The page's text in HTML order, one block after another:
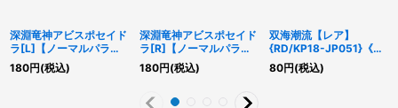
深淵竜神アビスポセイド
ラ[L]【ノーマルパラレ
ル】{RD/VSP1-JP013}
《RDモンスター》
180円(税込)
深淵竜神アビスポセイド
ラ[R]【ノーマルパラレ
ル】{RD/VSP1-JP015}
《RDモンスター》
180円(税込)
双海潮流【レア】
{RD/KP18-JP051}《RD
魔法》
80円(税込)